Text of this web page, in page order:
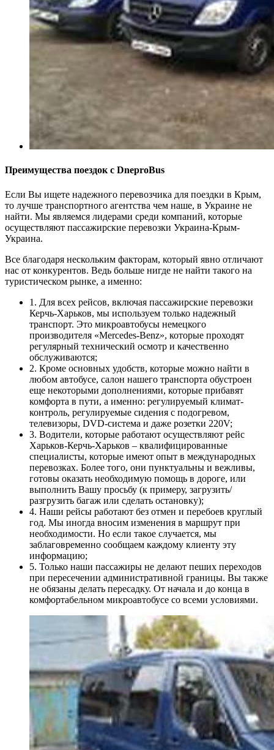
Преимущества поездок с DneproBus
Если Вы ищете надежного перевозчика для поездки в Крым,
то лучше транспортного агентства чем наше, в Украине не
найти. Мы являемся лидерами среди компаний, которые
осуществляют пассажирские перевозки Украина-Крым-
Украина.
Все благодаря нескольким факторам, который явно отличают
нас от конкурентов. Ведь больше нигде не найти такого на
туристическом рынке, а именно:
1. Для всех рейсов, включая пассажирские перевозки
Керчь-Харьков, мы используем только надежный
транспорт. Это микроавтобусы немецкого
производителя «Mercedes-Benz», которые проходят
регулярный технический осмотр и качественно
обслуживаются;
2. Кроме основных удобств, которые можно найти в
любом автобусе, салон нашего транспорта обустроен
еще некоторыми дополнениями, которые прибавят
комфорта в пути, а именно: регулируемый климат-
контроль, регулируемые сидения с подогревом,
телевизоры, DVD-система и даже розетки 220V;
3. Водители, которые работают осуществляют рейс
Харьков-Керчь-Харьков – квалифицированные
специалисты, которые имеют опыт в международных
перевозках. Более того, они пунктуальны и вежливы,
готовы оказать необходимую помощь в дороге, или
выполнить Вашу просьбу (к примеру, загрузить/
разгрузить багаж или сделать остановку);
4. Наши рейсы работают без отмен и перебоев круглый
год. Мы иногда вносим изменения в маршрут при
необходимости. Но если такое случается, мы
заблаговременно сообщаем каждому клиенту эту
информацию;
5. Только наши пассажиры не делают пеших переходов
при пересечении административной границы. Вы также
не обязаны делать пересадку. От начала и до конца в
комфортабельном микроавтобусе со всеми условиями.